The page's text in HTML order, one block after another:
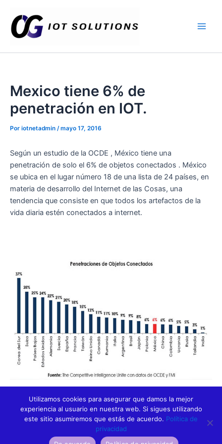
contenido
Mexico tiene 6% de
penetración en IOT.
Por iotnetadmin /mayo 17, 2016
Según un estudio de la OCDE , México tiene una
penetración de solo el 6% de objetos conectados . México
se ubica en el lugar número 18 de una lista de 24 países, en
materia de desarrollo del Internet de las Cosas, una
tendencia que consiste en que todos los artefactos de la
vida diaria estén conectados a internet.
Leer el articulo completo.www.cronica.com.mx
ANTERIOR SIGUIENTE
Utilizamos cookies para asegurar que damos la mejor
experiencia al usuario en nuestra web. Si sigues utilizando
este sitio asumiremos que estás de acuerdo. Política de
privacidad